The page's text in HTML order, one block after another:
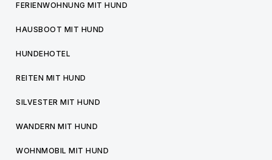
FERIENWOHNUNG MIT HUND
HAUSBOOT MIT HUND
HUNDEHOTEL
REITEN MIT HUND
SILVESTER MIT HUND
WANDERN MIT HUND
WOHNMOBIL MIT HUND